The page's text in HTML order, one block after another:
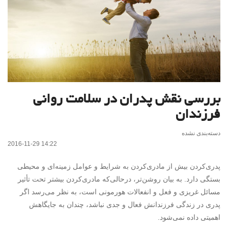
بررسی نقش پدران در سلامت روانی
فرزندان
دسته‌بندی نشده
2016-11-29 14:22
پدری‌کردن بیش از مادری‌کردن به شرایط و عوامل زمینه‌ای و محیطی
بستگی دارد. به بیان روشن‌تر، درحالی‌که مادری‌کردن بیشتر تحت تأثیر
مسائل غریزی و فعل و انفعالات هورمونی است، به نظر می‌رسد اگر
پدری در زندگی فرزندانش فعال و جدی نباشد، چندان به جایگاهش
اهمیتی داده نمی‌شود.